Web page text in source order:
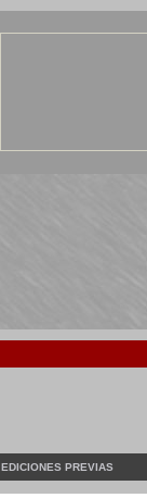
EDICIONES PREVIAS